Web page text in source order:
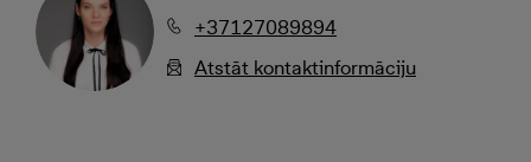
+37127089894
Atstāt kontaktinformāciju